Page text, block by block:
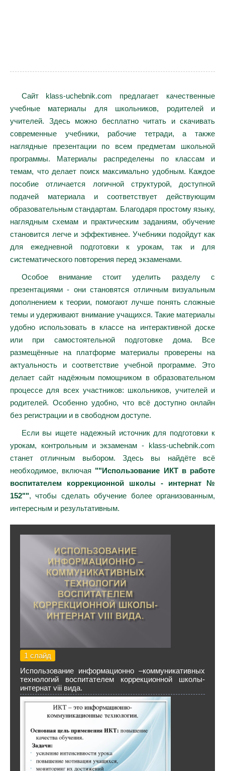
Сайт klass-uchebnik.com предлагает качественные
учебные материалы для школьников, родителей и
учителей. Здесь можно бесплатно читать и скачивать
современные учебники, рабочие тетради, а также
наглядные презентации по всем предметам школьной
программы. Материалы распределены по классам и
темам, что делает поиск максимально удобным. Каждое
пособие отличается логичной структурой, доступной
подачей материала и соответствует действующим
образовательным стандартам. Благодаря простому языку,
наглядным схемам и практическим заданиям, обучение
становится легче и эффективнее. Учебники подойдут как
для ежедневной подготовки к урокам, так и для
систематического повторения перед экзаменами.
Особое внимание стоит уделить разделу с
презентациями - они становятся отличным визуальным
дополнением к теории, помогают лучше понять сложные
темы и удерживают внимание учащихся. Такие материалы
удобно использовать в классе на интерактивной доске
или при самостоятельной подготовке дома. Все
размещённые на платформе материалы проверены на
актуальность и соответствие учебной программе. Это
делает сайт надёжным помощником в образовательном
процессе для всех участников: школьников, учителей и
родителей. Особенно удобно, что всё доступно онлайн
без регистрации и в свободном доступе.
Если вы ищете надежный источник для подготовки к
урокам, контрольным и экзаменам - klass-uchebnik.com
станет отличным выбором. Здесь вы найдёте всё
необходимое, включая ""Использование ИКТ в работе
воспитателем коррекционной школы - интернат №
152"", чтобы сделать обучение более организованным,
интересным и результативным.
1 слайд
Использование информационно –коммуникативных
технологий воспитателем коррекционной школы-
интернат viii вида.